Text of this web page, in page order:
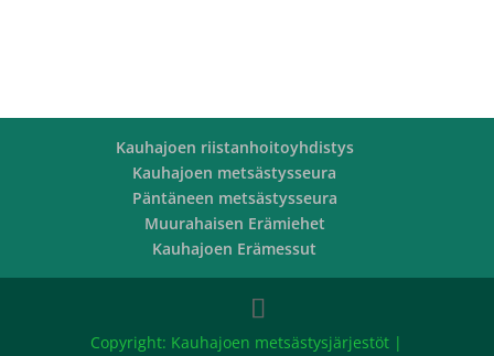
Kauhajoen riistanhoitoyhdistys
Kauhajoen metsästysseura
Päntäneen metsästysseura
Muurahaisen Erämiehet
Kauhajoen Erämessut
Copyright: Kauhajoen metsästysjärjestöt |